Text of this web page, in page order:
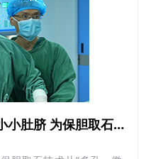
经脐隐瘢痕保胆取石术：小小肚脐 为保胆取石披上“隐形衣”